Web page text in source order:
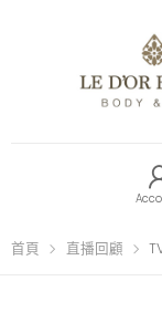
首頁 直播回顧